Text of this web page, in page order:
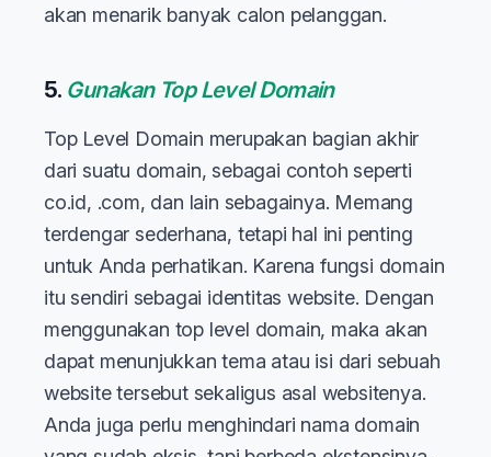
akan menarik banyak calon pelanggan.
5. Gunakan Top Level Domain
Top Level Domain merupakan bagian akhir
dari suatu domain, sebagai contoh seperti
co.id, .com, dan lain sebagainya. Memang
terdengar sederhana, tetapi hal ini penting
untuk Anda perhatikan. Karena fungsi domain
itu sendiri sebagai identitas website. Dengan
menggunakan top level domain, maka akan
dapat menunjukkan tema atau isi dari sebuah
website tersebut sekaligus asal websitenya.
Anda juga perlu menghindari nama domain